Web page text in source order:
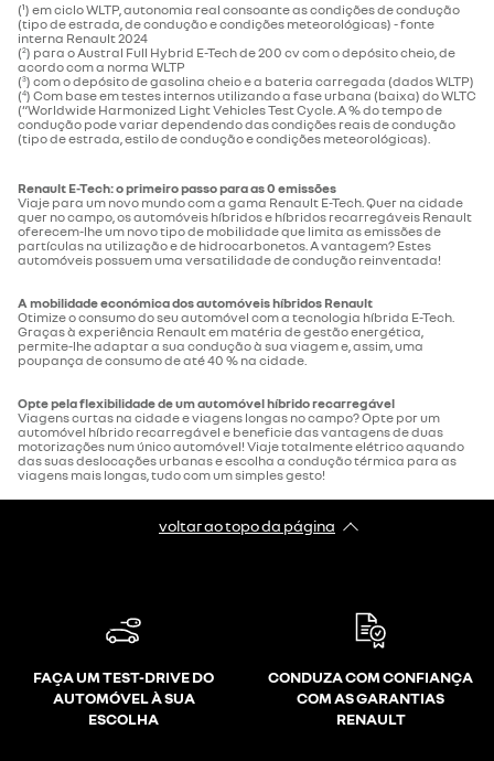
(¹) em ciclo WLTP, autonomia real consoante as condições de condução
(tipo de estrada, de condução e condições meteorológicas) - fonte
interna Renault 2024
(2) para o Austral Full Hybrid E-Tech de 200 cv com o depósito cheio, de
acordo com a norma WLTP
(3) com o depósito de gasolina cheio e a bateria carregada (dados WLTP)​
(4) Com base em testes internos utilizando a fase urbana (baixa) do WLTC
(“Worldwide Harmonized Light Vehicles Test Cycle. A % do tempo de
condução pode variar dependendo das condições reais de condução
(tipo de estrada, estilo de condução e condições meteorológicas).
Renault E-Tech: o primeiro passo para as 0 emissões
Viaje para um novo mundo com a gama Renault E-Tech. Quer na cidade
quer no campo, os automóveis híbridos e híbridos recarregáveis Renault
oferecem-lhe um novo tipo de mobilidade que limita as emissões de
partículas na utilização e de hidrocarbonetos. A vantagem? Estes
automóveis possuem uma versatilidade de condução reinventada!
A mobilidade económica dos automóveis híbridos Renault
Otimize o consumo do seu automóvel com a tecnologia híbrida E-Tech.
Graças à experiência Renault em matéria de gestão energética,
permite-lhe adaptar a sua condução à sua viagem e, assim, uma
poupança de consumo de até 40 % na cidade.
Opte pela flexibilidade de um automóvel híbrido recarregável
Viagens curtas na cidade e viagens longas no campo? Opte por um
automóvel híbrido recarregável e beneficie das vantagens de duas
motorizações num único automóvel! Viaje totalmente elétrico aquando
das suas deslocações urbanas e escolha a condução térmica para as
viagens mais longas, tudo com um simples gesto!
voltar ao topo da página
FAÇA UM TEST-DRIVE DO
AUTOMÓVEL À SUA
ESCOLHA
CONDUZA COM CONFIANÇA
COM AS GARANTIAS
RENAULT